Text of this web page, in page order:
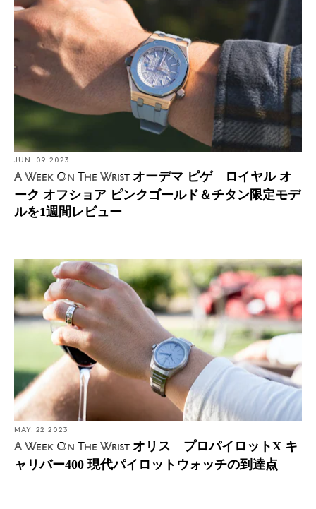
JUN. 09 2023
A Week On The Wrist オーデマ ピゲ ロイヤル オ
ーク オフショア ピンクゴールド＆チタン限定モデ
ルを1週間レビュー
MAY. 22 2023
A Week On The Wrist オリス プロパイロットX キ
ャリバー400 現代パイロットウォッチの到達点